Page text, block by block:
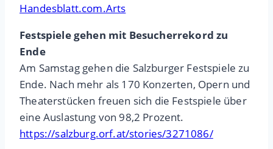
Handesblatt.com.Arts
Festspiele gehen mit Besucherrekord zu
Ende
Am Samstag gehen die Salzburger Festspiele zu
Ende. Nach mehr als 170 Konzerten, Opern und
Theaterstücken freuen sich die Festspiele über
eine Auslastung von 98,2 Prozent.
https://salzburg.orf.at/stories/3271086/